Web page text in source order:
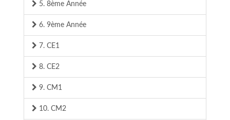
5. 8ème Année
6. 9ème Année
7. CE1
8. CE2
9. CM1
10. CM2